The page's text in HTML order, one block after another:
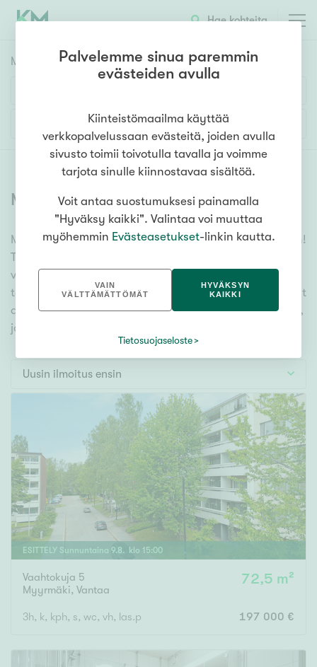
Hae kohteita
Myyntikohteet
1h 2h 3h 4h 5h+
Asuntotyyppi
Kerros-/luhtitalo
Rivitalo/paritalo
Omakoti-/erillistalo
Maa- tai metsätila
Vapaa-ajan asunto
Hinta
000 000 €
Pinta-ala
Asuinpinta-ala Kokonaispinta-ala
Lisää hakuehtoja
Myytävät asunnot (6337)
Meiltä löydät myytävät asunnot, oli tarpeesi mikä vain!
Tuhansien kohteiden ja satojen kiinteistönvälittäjien
verkostomme auttaa sinua kenties elämäsi
tärkeimmässä päätöksessä. Katso alta kaikki myytävät
asunnot. Hyödynnä myös kätevää hakutyökaluamme,
jonka avulla löydät omien toiveidesi mukaisen kodin.
Uusin ilmoitus ensin
ESITTELY Sunnuntaina 9.8. klo 15:00
Vaahtokuja 5
Myyrmäki, Vantaa
72,5 m²
3h, k, kph, s, wc, vh, las.p 197 000 €
Palvelemme sinua paremmin
evästeiden avulla
Kiinteistömaailma käyttää
verkkopalvelussaan evästeitä, joiden avulla
sivusto toimii toivotulla tavalla ja voimme
tarjota sinulle kiinnostavaa sisältöä.
Voit antaa suostumuksesi painamalla
"Hyväksy kaikki". Valintaa voi muuttaa
myöhemmin Evästeasetukset-linkin kautta.
VAIN
VÄLTTÄMÄTTÖMÄT
HYVÄKSYN
KAIKKI
Tietosuojaseloste